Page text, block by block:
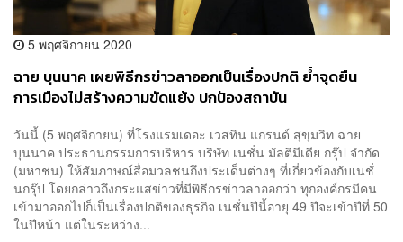
5 พฤศจิกายน 2020
ฉาย บุนนาค เผยพิธีกรข่าวลาออกเป็นเรื่องปกติ ย้ำจุดยืน
การเมืองไม่สร้างความขัดแย้ง ปกป้องสถาบัน
วันนี้ (5 พฤศจิกายน) ที่โรงแรมเดอะ เวสทิน แกรนด์ สุขุมวิท ฉาย
บุนนาค ประธานกรรมการบริหาร บริษัท เนชั่น มัลติมีเดีย กรุ๊ป จำกัด
(มหาชน) ให้สัมภาษณ์สื่อมวลชนถึงประเด็นต่างๆ ที่เกี่ยวข้องกับเนชั่
นกรุ๊ป โดยกล่าวถึงกระแสข่าวที่มีพิธีกรข่าวลาออกว่า ทุกองค์กรมีคน
เข้ามาออกไปก็เป็นเรื่องปกติของธุรกิจ เนชั่นปีนี้อายุ 49 ปีจะเข้าปีที่ 50
ในปีหน้า แต่ในระหว่าง...